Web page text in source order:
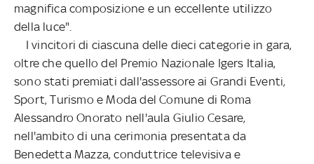
magnifica composizione e un eccellente utilizzo
della luce".
I vincitori di ciascuna delle dieci categorie in gara,
oltre che quello del Premio Nazionale Igers Italia,
sono stati premiati dall'assessore ai Grandi Eventi,
Sport, Turismo e Moda del Comune di Roma
Alessandro Onorato nell'aula Giulio Cesare,
nell'ambito di una cerimonia presentata da
Benedetta Mazza, conduttrice televisiva e